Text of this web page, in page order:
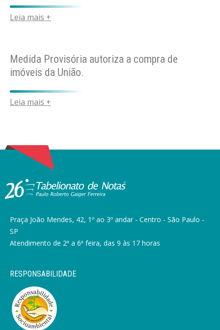
Leia mais +
Medida Provisória autoriza a compra de
imóveis da União.
Leia mais +
Praça João Mendes, 42, 1º ao 3º andar - Centro - São Paulo -
SP
Atendimento de 2ª a 6ª feira, das 9 às 17 horas
RESPONSABILIDADE